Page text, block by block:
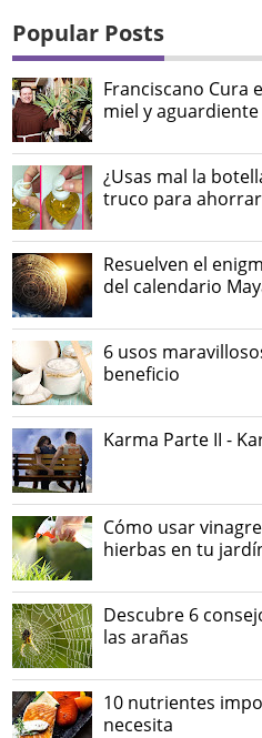
Popular Posts
Franciscano Cura
miel y aguardiente
¿Usas mal la
truco para ahorrar
Resuelven el
del calendario
6 usos
beneficio
Karma Parte II -
Cómo usar
hierbas en tu
Descubre 6
las arañas
10 nutrientes
necesita